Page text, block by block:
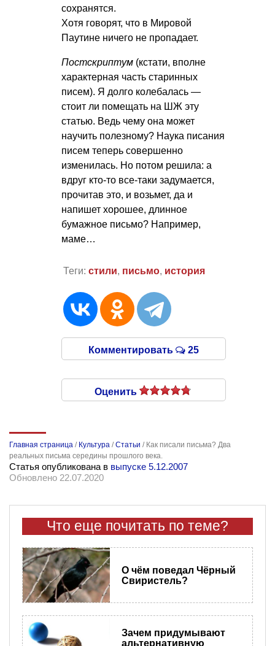
сохранятся.
Хотя говорят, что в Мировой
Паутине ничего не пропадает.
Постскриптум (кстати, вполне
характерная часть старинных
писем). Я долго колебалась —
стоит ли помещать на ШЖ эту
статью. Ведь чему она может
научить полезному? Наука писания
писем теперь совершенно
изменилась. Но потом решила: а
вдруг кто-то все-таки задумается,
прочитав это, и возьмет, да и
напишет хорошее, длинное
бумажное письмо? Например,
маме…
Теги: стили, письмо, история
Комментировать 25
Оценить
Главная страница / Культура /Статьи / Как писали письма? Два
реальных письма середины прошлого века.
Статья опубликована в выпуске 5.12.2007
Обновлено 22.07.2020
Что еще почитать по теме?
О чём поведал Чёрный
Свиристель?
Зачем придумывают
альтернативную